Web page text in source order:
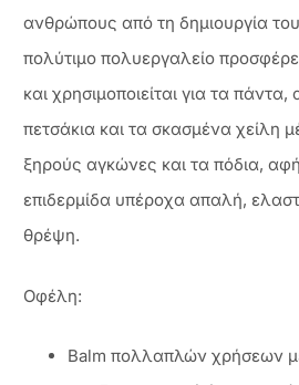
ανθρώπους από τη δημιουργία
πολύτιμο πολυεργαλείο
και χρησιμοποιείται για τα
πετσάκια και τα σκασμένα χείλη
ξηρούς αγκώνες και τα πόδια,
επιδερμίδα υπέροχα απαλή,
θρέψη.
Οφέλη:
Balm πολλαπλών χρήσεων